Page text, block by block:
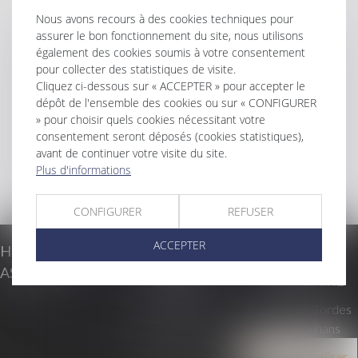
ACTUS
HONORAIRES
DOCUMENTS
CONTACT
PLAN DU SITE
MENTIONS LÉGALES
POLITIQUE DE CONFIDENTIALITÉ
POLITIQUE DE COOKIES
HOPGOOD &
ASSOCIÉS
CABINET
CABINET
26, Rue des Bordes
71500 Louhans
Nous avons recours à des cookies techniques pour
assurer le bon fonctionnement du site, nous utilisons
également des cookies soumis à votre consentement
pour collecter des statistiques de visite.
Cliquez ci-dessous sur « ACCEPTER » pour accepter le
dépôt de l'ensemble des cookies ou sur « CONFIGURER
» pour choisir quels cookies nécessitant votre
consentement seront déposés (cookies statistiques),
avant de continuer votre visite du site.
Plus d'informations
CONFIGURER REFUSER
ACCEPTER